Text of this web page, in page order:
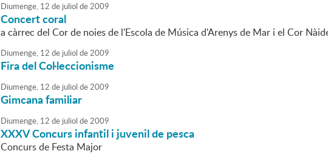
Diumenge, 12 de juliol de2009
Concert coral
a càrrec del Cor de noies de l'Escola de Música d'Arenys de Mar i el Cor
Diumenge, 12 de juliol de2009
Fira del Col·leccionisme
Diumenge, 12 de juliol de2009
Gimcana familiar
Diumenge, 12 de juliol de2009
XXXV Concurs infantil i juvenil de pesca
Concurs de Festa Major